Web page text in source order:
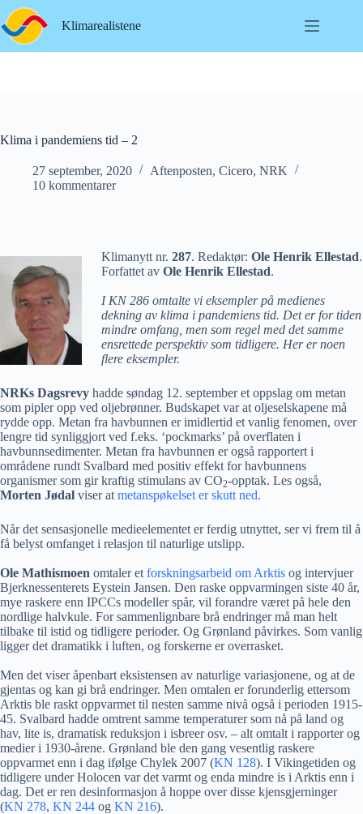
Hopp
til
innholdet
Klimarealistene
Klima i pandemiens tid – 2
27 september, 2020 Aftenposten, Cicero, NRK
10 kommentarer
Klimanytt nr. 287. Redaktør: Ole Henrik Ellestad.
Forfattet av Ole Henrik Ellestad.
I KN 286 omtalte vi eksempler på medienes
dekning av klima i pandemiens tid. Det er for tiden
mindre omfang, men som regel med det samme
ensrettede perspektiv som tidligere. Her er noen
flere eksempler.
NRKs Dagsrevy hadde søndag 12. september et oppslag om metan
som pipler opp ved oljebrønner. Budskapet var at oljeselskapene må
rydde opp. Metan fra havbunnen er imidlertid et vanlig fenomen, over
lengre tid synliggjort ved f.eks. ‘pockmarks’ på overflaten i
havbunnsedimenter. Metan fra havbunnen er også rapportert i
områdene rundt Svalbard med positiv effekt for havbunnens
organismer som gir kraftig stimulans av CO2-opptak. Les også,
Morten Jødal viser at metanspøkelset er skutt ned.
Når det sensasjonelle medieelementet er ferdig utnyttet, ser vi frem til å
få belyst omfanget i relasjon til naturlige utslipp.
Ole Mathismoen omtaler et forskningsarbeid om Arktis og intervjuer
Bjerknessenterets Eystein Jansen. Den raske oppvarmingen siste 40 år,
mye raskere enn IPCCs modeller spår, vil forandre været på hele den
nordlige halvkule. For sammenlignbare brå endringer må man helt
tilbake til istid og tidligere perioder. Og Grønland påvirkes. Som vanlig
ligger det dramatikk i luften, og forskerne er overrasket.
Men det viser åpenbart eksistensen av naturlige variasjonene, og at de
gjentas og kan gi brå endringer. Men omtalen er forunderlig ettersom
Arktis ble raskt oppvarmet til nesten samme nivå også i perioden 1915-
45. Svalbard hadde omtrent samme temperaturer som nå på land og
hav, lite is, dramatisk reduksjon i isbreer osv. – alt omtalt i rapporter og
medier i 1930-årene. Grønland ble den gang vesentlig raskere
oppvarmet enn i dag ifølge Chylek 2007 (KN 128). I Vikingetiden og
tidligere under Holocen var det varmt og enda mindre is i Arktis enn i
dag. Det er ren desinformasjon å hoppe over disse kjensgjerninger
(KN 278, KN 244 og KN 216).